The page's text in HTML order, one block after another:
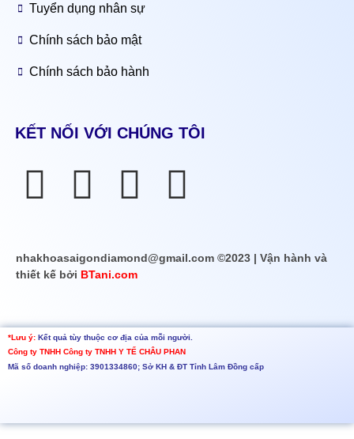
Tuyển dụng nhân sự
Chính sách bảo mật
Chính sách bảo hành
KẾT NỐI VỚI CHÚNG TÔI
nhakhoasaigondiamond@gmail.com ©2023 | Vận hành và
thiết kế bởi BTani.com
*Lưu ý: Kết quả tùy thuộc cơ địa của mỗi người.
Công ty TNHH Công ty TNHH Y TẾ CHÂU PHAN
Mã số doanh nghiệp: 3901334860; Sở KH & ĐT Tỉnh Lâm Đồng cấp